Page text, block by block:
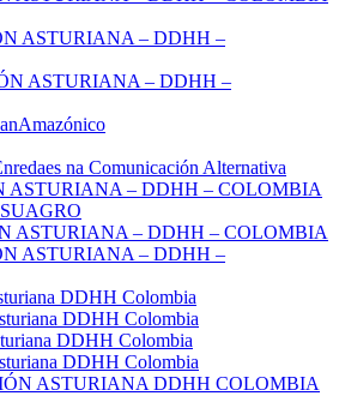
ASTURIANA – DDHH –
ASTURIANA – DDHH –
na Comunicación Alternativa
ASTURIANA – DDHH – COLOMBIA
ASTURIANA – DDHH – COLOMBIA
ASTURIANA – DDHH –
DDHH Colombia
DDHH Colombia
DDHH Colombia
DDHH Colombia
ASTURIANA DDHH COLOMBIA